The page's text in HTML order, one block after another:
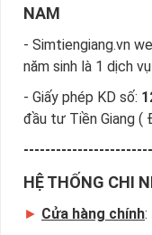
NAM
- Simtiengiang.vn
năm sinh là 1 dịch
- Giấy phép KD số:
đầu tư Tiền Giang (
HỆ THỐNG CHI
► Cửa hàng chính: